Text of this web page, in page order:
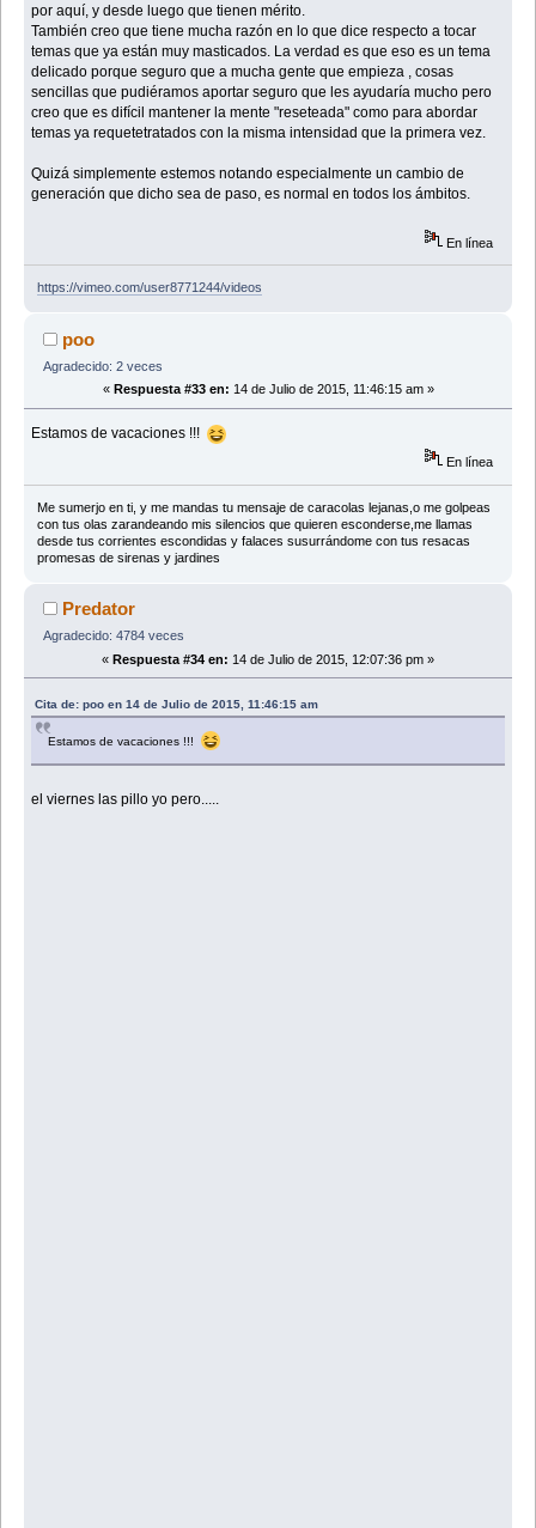
por aquí, y desde luego que tienen mérito.
También creo que tiene mucha razón en lo que dice respecto a tocar
temas que ya están muy masticados. La verdad es que eso es un tema
delicado porque seguro que a mucha gente que empieza , cosas
sencillas que pudiéramos aportar seguro que les ayudaría mucho pero
creo que es difícil mantener la mente "reseteada" como para abordar
temas ya requetetratados con la misma intensidad que la primera vez.
Quizá simplemente estemos notando especialmente un cambio de
generación que dicho sea de paso, es normal en todos los ámbitos.
En línea
https://vimeo.com/user8771244/videos
poo
Agradecido: 2 veces
« Respuesta #33 en: 14 de Julio de 2015, 11:46:15 am »
Estamos de vacaciones !!!
En línea
Me sumerjo en ti, y me mandas tu mensaje de caracolas lejanas,o me golpeas
con tus olas zarandeando mis silencios que quieren esconderse,me llamas
desde tus corrientes escondidas y falaces susurrándome con tus resacas
promesas de sirenas y jardines
Predator
Agradecido: 4784 veces
« Respuesta #34 en: 14 de Julio de 2015, 12:07:36 pm »
Cita de: poo en 14 de Julio de 2015, 11:46:15 am
Estamos de vacaciones !!!
el viernes las pillo yo pero.....